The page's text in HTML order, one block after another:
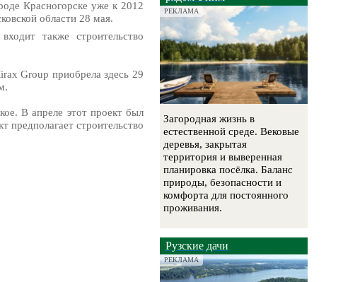
Красногорске уже к 2012
области 28 мая.
также строительство
Group приобрела здесь 29
В апреле этот проект был
строительство
РЕКЛАМА
Загородная жизнь в
естественной среде. Вековые
деревья, закрытая
территория и выверенная
планировка посёлка. Баланс
природы, безопасности и
комфорта для постоянного
проживания.
Рузские дачи
РЕКЛАМА